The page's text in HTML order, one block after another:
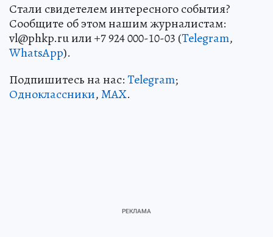
Стали свидетелем интересного события?
Сообщите об этом нашим журналистам:
vl@phkp.ru или +7 924 000-10-03 (Telegram,
WhatsApp).
Подпишитесь на нас:Telegram;
Одноклассники,MAX.